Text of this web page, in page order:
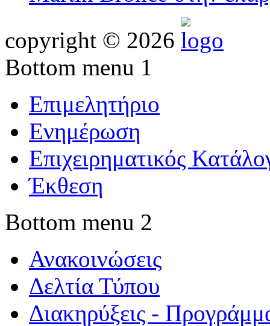
copyright © 2026
Bottom menu 1
Επιμελητήριο
Ενημέρωση
Επιχειρηματικός
Έκθεση
Bottom menu 2
Ανακοινώσεις
Δελτία Τύπου
Διακηρύξεις -